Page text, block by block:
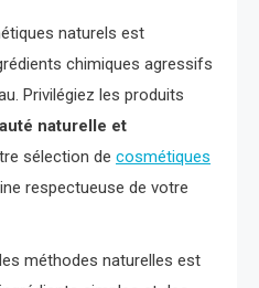
naturels est
chimiques agressifs
Privilégiez les produits
naturelle et
sélection de cosmétiques
respectueuse de votre
méthodes naturelles est